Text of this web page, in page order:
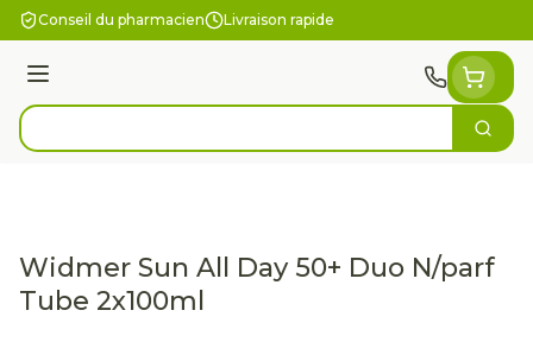
Aller au contenu
Conseil du pharmacien Livraison rapide
Menu
Rechercher
Widmer Sun All Day 50+ Duo N/parf
Tube 2x100ml